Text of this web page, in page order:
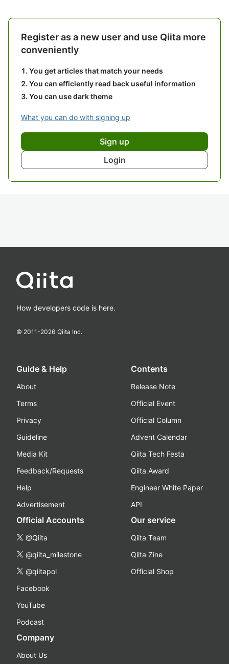
Register as a new user and use Qiita more
conveniently
You get articles that match your needs
You can efficiently read back useful information
You can use dark theme
What you can do with signing up
Sign up
Login
How developers code is here.
© 2011-2026 Qiita Inc.
Guide & Help
About
Terms
Privacy
Guideline
Media Kit
Feedback/Requests
Help
Advertisement
Contents
Release Note
Official Event
Official Column
Advent Calendar
Qiita Tech Festa
Qiita Award
Engineer White Paper
API
Official Accounts
@Qiita
@qiita_milestone
@qiitapoi
Facebook
YouTube
Podcast
Our service
Qiita Team
Qiita Zine
Official Shop
Company
About Us